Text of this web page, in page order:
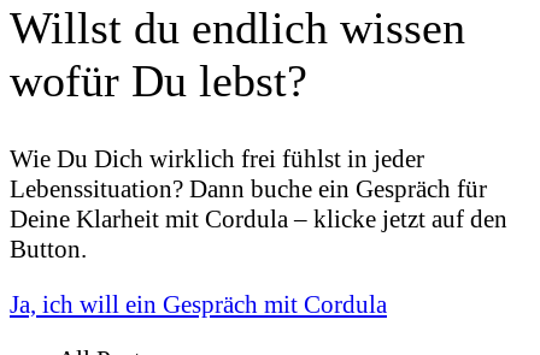
Willst du endlich wissen
wofür Du lebst?
Wie Du Dich wirklich frei fühlst in jeder
Lebenssituation? Dann buche ein Gespräch für
Deine Klarheit mit Cordula – klicke jetzt auf den
Button.
Ja, ich will ein Gespräch mit Cordula